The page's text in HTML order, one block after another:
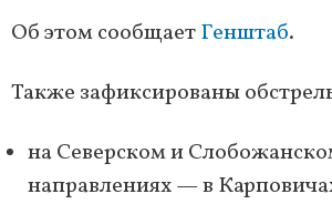
Об этом сообщаетГенштаб.
Также зафиксированы
на Северском и
направлениях — в